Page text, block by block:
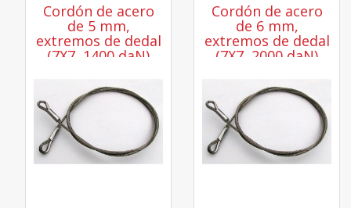
Cordón de acero
de 5 mm,
extremos de dedal
(7X7, 1400 daN)
Cordón de acero
de 6 mm,
extremos de dedal
(7X7, 2000 daN)